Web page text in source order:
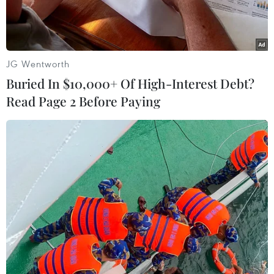
Thí sinh làm bài thi. (Nguồn: VNU)
Trong hai ngày 25- 26/10, gần 2.200 thí sinh ở
nhiều môn học sẽ tham gia Kỳ thi Olympic của
Đại học Quốc gia Hà Nội (VNU) năm học 2025-
2026 dành cho học sinh các trường Trung học
Phổ thông do Đại học Quốc gia Hà Nội tổ chức.
JG Wentworth
Buried In $10,000+ Of High-Interest Debt?
Read Page 2 Before Paying